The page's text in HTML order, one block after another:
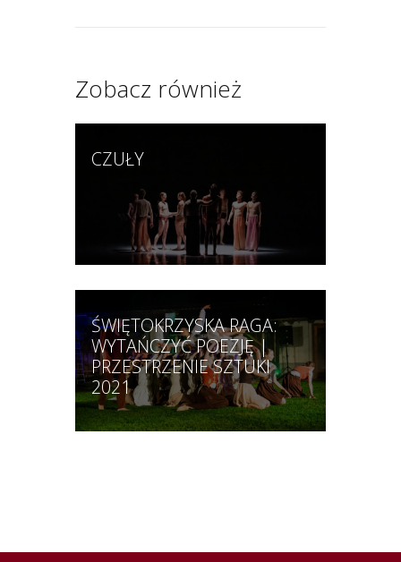
Zobacz również
CZUŁY
ŚWIĘTOKRZYSKA RAGA:
WYTAŃCZYĆ POEZJĘ |
PRZESTRZENIE SZTUKI
2021